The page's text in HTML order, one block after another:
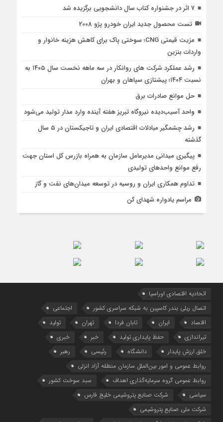
۷ اثر در جشنواره کتاب سال دانشجویی برگزیده شد
تست محصول جدید ایران خودرو پژو 2008
مزیت قیمتی CNG؛ سوختی پاک برای کاهش هزینه خانوار و
واردات بنزین
رشد عملکرد شرکت های روانکار در سه ماهه نخست سال ۱۴۰۵ به
نسبت ۱۴۰۴؛ پیشتازی سپاهان و بهران
حل موانع صادرات برق
واحد آسیب‌دیده نیروگاه تبریز هفته آینده وارد مدار تولید می‌شود
رشد چشمگیر مبادلات اقتصادی ایران و تاجیکستان در ۵ سال
گذشته
پیگیری میدانی مدیرعامل سازمان به همراه بازرس كل استان جهت
رفع موانع واحدهای تولیدی
تداوم همکاری ایران و روسیه در توسعه میدان‌های نفت و گاز
مراسم یادواره شهدای کن
اتحادیه اقتصادی اوراسیا
اتصال ریلی بندر کاسپین به شبکه سراسری کشور
اجتماعی
اقتصاد
ایران تابان فردا تهران
تولید
تیراندازی
حفظ پایداری تولید خبر
خبری
خلق ارزش پایدار
دانشگاه رئیسی
رهبر
روابط عمومی و امور بین‌الملل سازمان منطقه آزاد انزلی
روابط عمومی گروه سرمایه‌گذاری اهداف
سبد سوخت کشور
سیاسی
شرکت صنایع پتروشیمی خلیج فارس
شرکت ملی صنایع پتروشیمی